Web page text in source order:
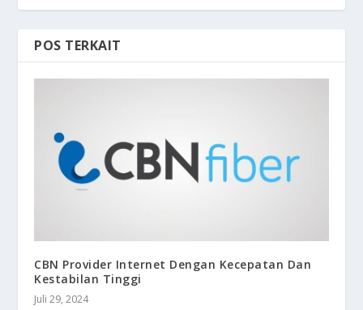
POS TERKAIT
CBN Provider Internet Dengan Kecepatan Dan
Kestabilan Tinggi
Juli 29, 2024